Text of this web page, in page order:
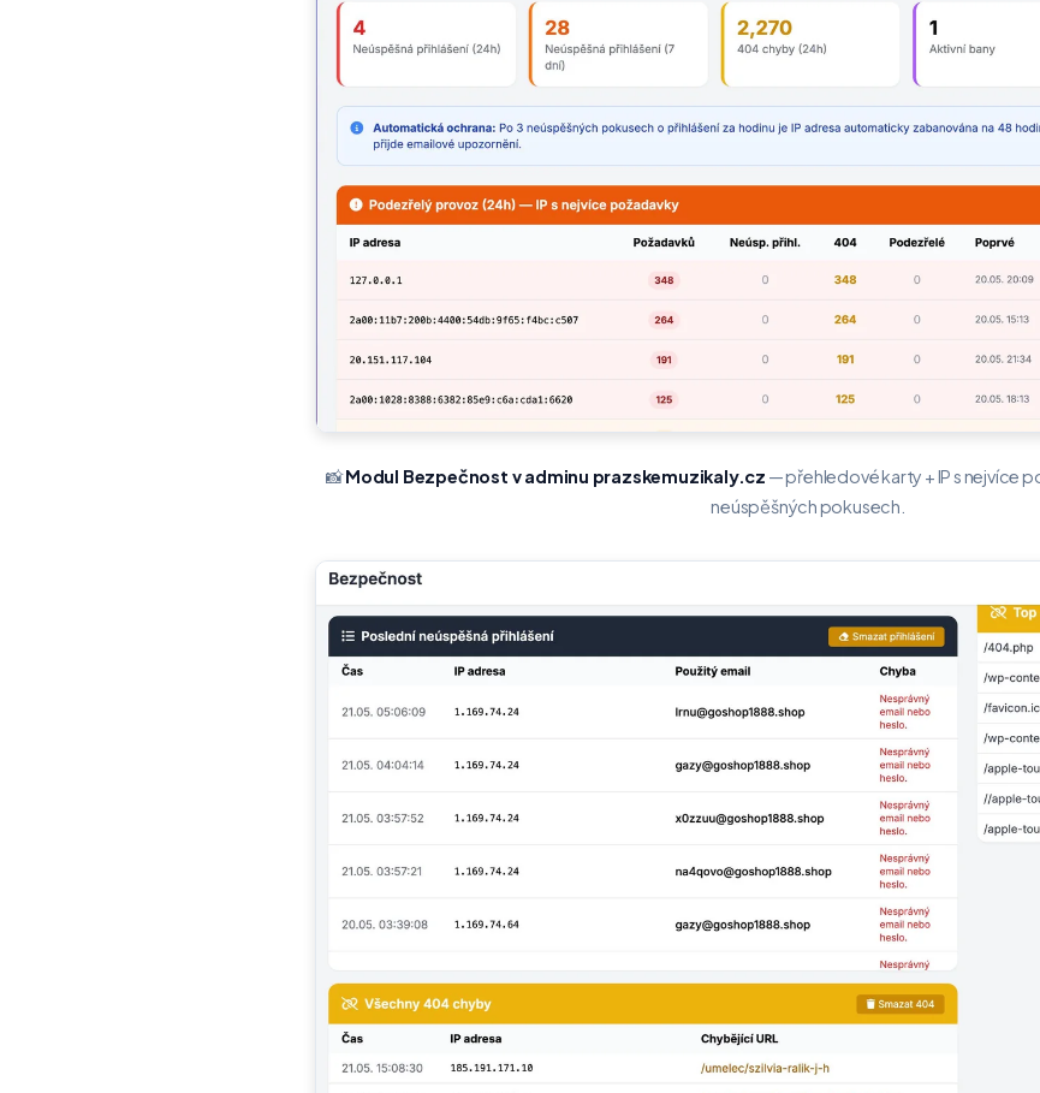
📸Modul Bezpečnost v adminu prazskemuzikaly.cz — přehledové karty + IP s nejvíce
neúspěšných pokusech.